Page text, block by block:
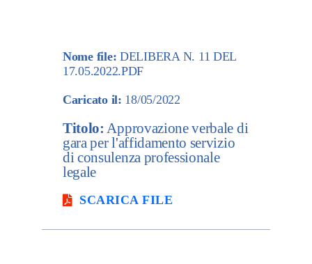
Nome file: DELIBERA N. 11 DEL
17.05.2022.PDF
Caricato il: 18/05/2022
Titolo: Approvazione verbale di
gara per l'affidamento servizio
di consulenza professionale
legale
SCARICA FILE